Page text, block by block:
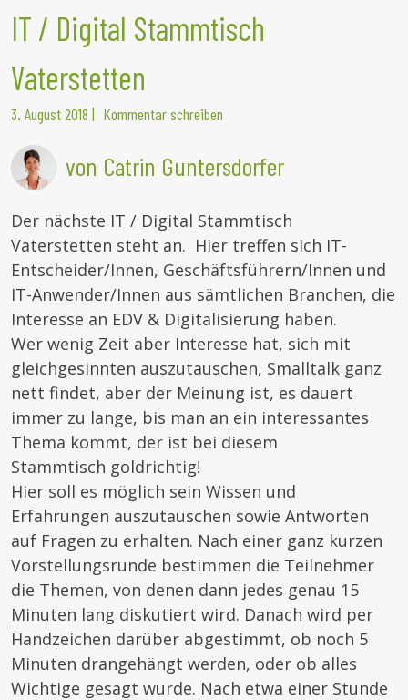
IT / Digital Stammtisch
Vaterstetten
3. August 2018 | Kommentar schreiben
von Catrin Guntersdorfer
Der nächste IT / Digital Stammtisch
Vaterstetten steht an. Hier treffen sich IT-
Entscheider/Innen, Geschäftsführern/Innen und
IT-Anwender/Innen aus sämtlichen Branchen, die
Interesse an EDV & Digitalisierung haben.
Wer wenig Zeit aber Interesse hat, sich mit
gleichgesinnten auszutauschen, Smalltalk ganz
nett findet, aber der Meinung ist, es dauert
immer zu lange, bis man an ein interessantes
Thema kommt, der ist bei diesem
Stammtisch goldrichtig!
Hier soll es möglich sein Wissen und
Erfahrungen auszutauschen sowie Antworten
auf Fragen zu erhalten. Nach einer ganz kurzen
Vorstellungsrunde bestimmen die Teilnehmer
die Themen, von denen dann jedes genau 15
Minuten lang diskutiert wird. Danach wird per
Handzeichen darüber abgestimmt, ob noch 5
Minuten drangehängt werden, oder ob alles
Wichtige gesagt wurde. Nach etwa einer Stunde